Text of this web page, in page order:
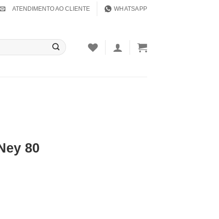
ATENDIMENTO AO CLIENTE WHATSAPP
80